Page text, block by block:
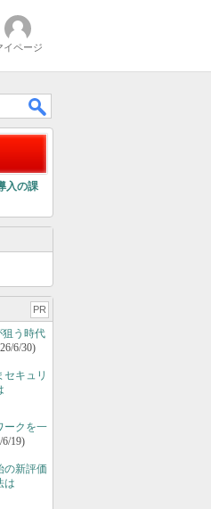
イページ
入の課
PR
狙う時代
6/30)
キュリ
ークを一
6/19)
新評価
は